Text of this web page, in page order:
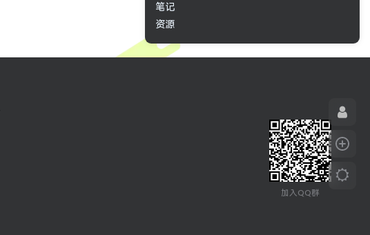
笔记
资源
加入QQ群